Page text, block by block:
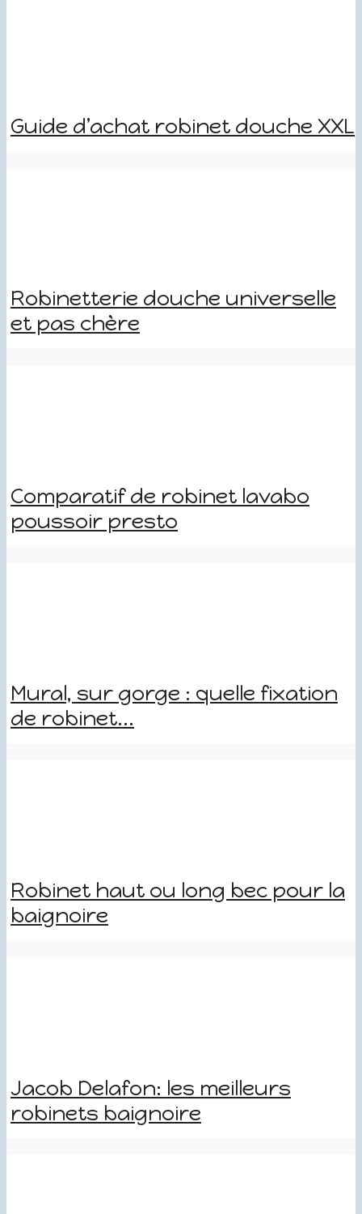
Guide d’achat robinet douche XXL
Robinetterie douche universelle
et pas chère
Comparatif de robinet lavabo
poussoir presto
Mural, sur gorge : quelle fixation
de robinet...
Robinet haut ou long bec pour la
baignoire
Jacob Delafon: les meilleurs
robinets baignoire